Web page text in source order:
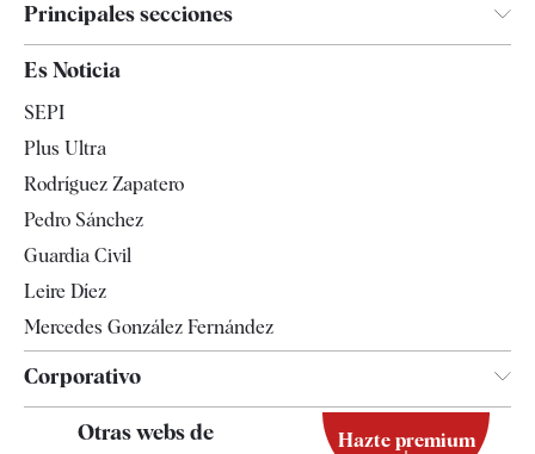
Principales secciones
España
Televisión
Es Noticia
SEPI
Plus Ultra
Rodríguez Zapatero
Pedro Sánchez
Guardia Civil
Leire Díez
Mercedes González Fernández
Corporativo
Contacto
Otras webs de Hazte premium